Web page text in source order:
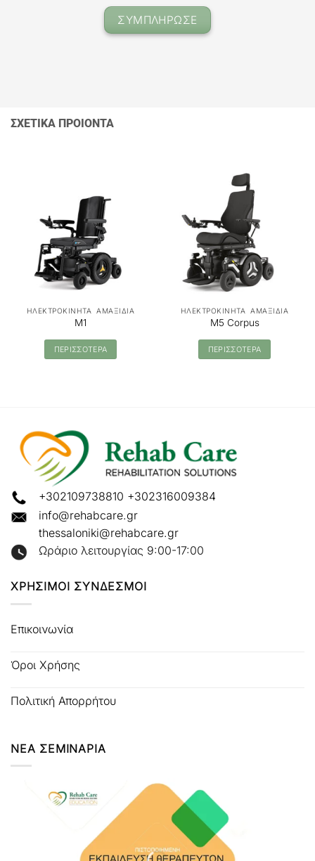
ΣΥΜΠΛΗΡΩΣΕ
ΣΧΕΤΙΚΑ ΠΡΟΙΟΝΤΑ
ΗΛΕΚΤΡΟΚΙΝΗΤΑ ΑΜΑΞΙΔΙΑ
M1
ΠΕΡΙΣΣΟΤΕΡΑ
ΗΛΕΚΤΡΟΚΙΝΗΤΑ ΑΜΑΞΙΔΙΑ
M5 Corpus
ΠΕΡΙΣΣΟΤΕΡΑ
+302109738810 +302316009384
info@rehabcare.gr
thessaloniki@rehabcare.gr
Ωράριο λειτουργίας 9:00-17:00
ΧΡΗΣΙΜΟΙ ΣΥΝΔΕΣΜΟΙ
Επικοινωνία
Όροι Χρήσης
Πολιτική Απορρήτου
ΝΕΑ ΣΕΜΙΝΑΡΙΑ